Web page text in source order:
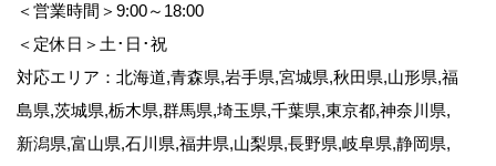
＜営業時間＞9:00～18:00
＜定休日＞土･日･祝
対応エリア：北海道,青森県,岩手県,宮城県,秋田県,山形県,福
島県,茨城県,栃木県,群馬県,埼玉県,千葉県,東京都,神奈川県,
新潟県,富山県,石川県,福井県,山梨県,長野県,岐阜県,静岡県,